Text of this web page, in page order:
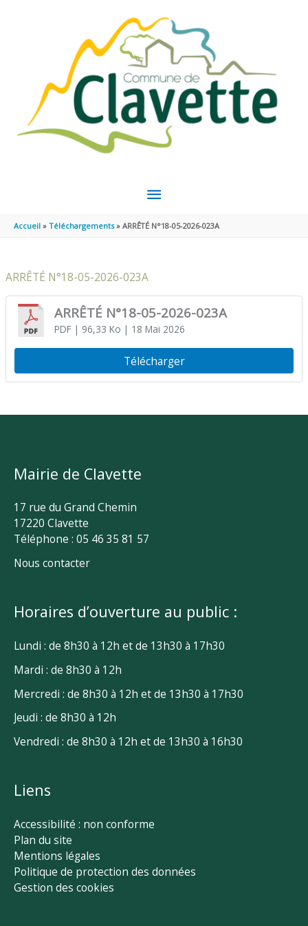
MENU
PRINCIPAL
Accueil Téléchargements ARRÊTÉ N°18-05-2026-023A
ARRÊTÉ N°18-05-2026-023A
ARRÊTÉ N°18-05-2026-023A
PDF| 96,33 Ko | 18 Mai 2026
Télécharger
Mairie de Clavette
17 rue du Grand Chemin
17220 Clavette
Téléphone : 05 46 35 81 57
Nous contacter
Horaires d’ouverture au public :
Lundi : de 8h30 à 12h et de 13h30 à 17h30
Mardi : de 8h30 à 12h
Mercredi : de 8h30 à 12h et de 13h30 à 17h30
Jeudi : de 8h30 à 12h
Vendredi : de 8h30 à 12h et de 13h30 à 16h30
Liens
Accessibilité : non conforme
Plan du site
Mentions légales
Politique de protection des données
Gestion des cookies